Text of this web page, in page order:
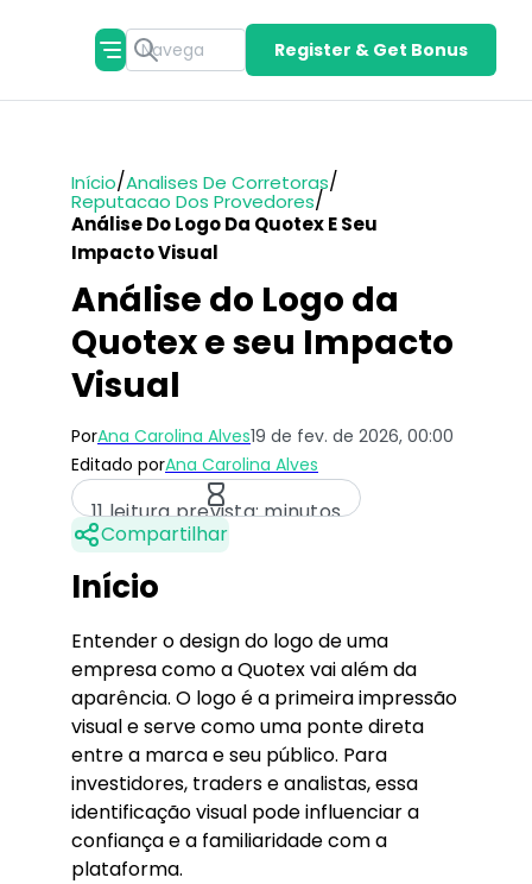
Register & Get Bonus
Início/Analises De Corretoras/
Reputacao Dos Provedores/
Análise Do Logo Da Quotex E Seu
Impacto Visual
Análise do Logo da
Quotex e seu Impacto
Visual
PorAna Carolina Alves19 de fev. de 2026, 00:00
Editado porAna Carolina Alves
11 leitura prevista: minutos
Compartilhar
Início
Entender o design do logo de uma
empresa como a Quotex vai além da
aparência. O logo é a primeira impressão
visual e serve como uma ponte direta
entre a marca e seu público. Para
investidores, traders e analistas, essa
identificação visual pode influenciar a
confiança e a familiaridade com a
plataforma.